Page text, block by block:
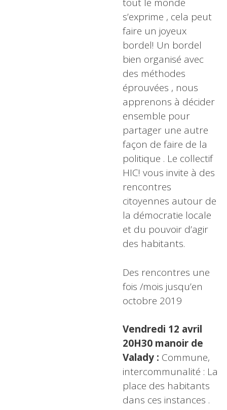
tout le monde
s’exprime , cela peut
faire un joyeux
bordel! Un bordel
bien organisé avec
des méthodes
éprouvées , nous
apprenons à décider
ensemble pour
partager une autre
façon de faire de la
politique . Le collectif
HIC! vous invite à des
rencontres
citoyennes autour de
la démocratie locale
et du pouvoir d’agir
des habitants.
Des rencontres une
fois /mois jusqu’en
octobre 2019
Vendredi 12 avril
20H30 manoir de
Valady: Commune,
intercommunalité : La
place des habitants
dans ces instances .